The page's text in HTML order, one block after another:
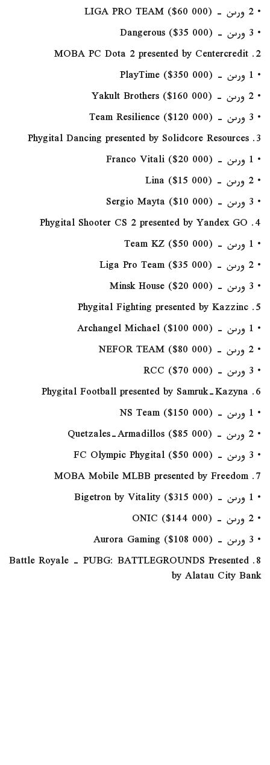
• 2 ورىن - LIGA PRO TEAM ($60 000)
• 3 ورىن - Dangerous ($35 000)
2. MOBA PC Dota 2 presented by Centercredit
• 1 ورىن - PlayTime ($350 000)
• 2 ورىن - Yakult Brothers ($160 000)
• 3 ورىن - Team Resilience ($120 000)
3. Phygital Dancing presented by Solidcore Resources
• 1 ورىن - Franco Vitali ($20 000)
• 2 ورىن - Lina ($15 000)
• 3 ورىن - Sergio Mayta ($10 000)
4. Phygital Shooter CS 2 presented by Yandex GO
• 1 ورىن - Team KZ ($50 000)
• 2 ورىن - Liga Pro Team ($35 000)
• 3 ورىن - Minsk House ($20 000)
5. Phygital Fighting presented by Kazzinc
• 1 ورىن - Archangel Michael ($100 000)
• 2 ورىن - NEFOR TEAM ($80 000)
• 3 ورىن - RCC ($70 000)
6. Phygital Football presented by Samruk-Kazyna
• 1 ورىن - NS Team ($150 000)
• 2 ورىن - Quetzales-Armadillos ($85 000)
• 3 ورىن - FC Olympic Phygital ($50 000)
7. MOBA Mobile MLBB presented by Freedom
• 1 ورىن - Bigetron by Vitality ($315 000)
• 2 ورىن - ONIC ($144 000)
• 3 ورىن - Aurora Gaming ($108 000)
8. Battle Royale - PUBG: BATTLEGROUNDS Presented
by Alatau City Bank